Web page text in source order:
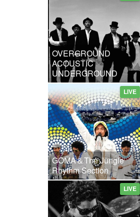
OVERGROUND
ACOUSTIC
UNDERGROUND
GOMA＆The Jungle
Rhythm Section
LIVE
LIVE